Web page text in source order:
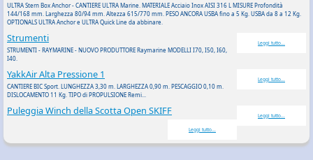
ULTRA Stern Box Anchor - CANTIERE ULTRA Marine. MATERIALE Acciaio Inox AISI 316 L MISURE Profondità
144/168 mm. Larghezza 80/94 mm. Altezza 615/770 mm. PESO ANCORA USBA fino a 5 Kg. USBA da 8 a 12 Kg.
OPTIONALS ULTRA Anchor e ULTRA Quick Line da abbinare.
Leggi tutto...
Strumenti
STRUMENTI - RAYMARINE - NUOVO PRODUTTORE Raymarine MODELLI I70, I50, I60,
I40.
Leggi tutto...
YakkAir Alta Pressione 1
CANTIERE BIC Sport. LUNGHEZZA 3,30 m. LARGHEZZA 0,90 m. PESCAGGIO 0,10 m.
DISLOCAMENTO 11 Kg. TIPO di PROPULSIONE Remi...
Leggi tutto...
Puleggia Winch della Scotta Open SKIFF
Leggi tutto...